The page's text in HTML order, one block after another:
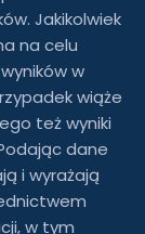
Jakikolwiek
na celu
w
wiąże
też wyniki
dane
i wyrażają
w tym